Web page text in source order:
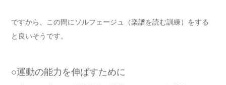
ですから、この間にソルフェージュ（楽譜を読む訓練）をする
と良いそうです。
○運動の能力を伸ばすために